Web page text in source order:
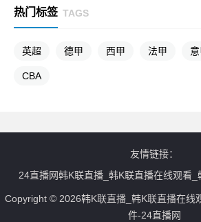
热门标签 TAGS
英超 德甲 西甲 法甲
CBA
友情链接：
24直播网韩K联直播_韩K联直播在线观看
Copyright © 2026韩K联直播_韩K联直播在线
件-24直播网